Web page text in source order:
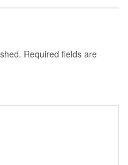
Required fields are